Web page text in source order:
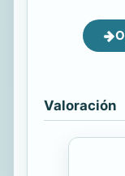
Valoración